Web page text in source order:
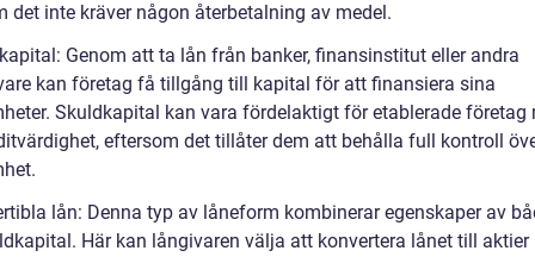
det inte kräver någon återbetalning av medel.
Genom att ta lån från banker, finansinstitut eller andra
kan företag få tillgång till kapital för att finansiera sina
Skuldkapital kan vara fördelaktigt för etablerade företag
eftersom det tillåter dem att behålla full kontroll
lån: Denna typ av låneform kombinerar egenskaper av
Här kan långivaren välja att konvertera lånet till aktier